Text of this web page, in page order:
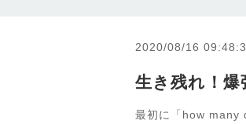
2020/08/16
生き残れ！爆
最初に「how many